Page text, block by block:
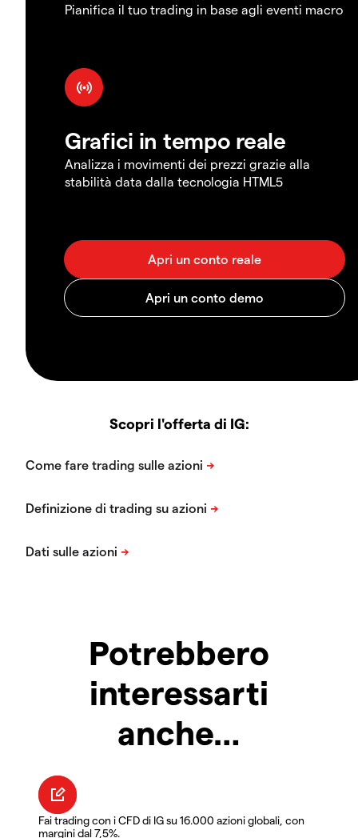
Pianifica il tuo trading in base agli eventi macro
Grafici in tempo reale
Analizza i movimenti dei prezzi grazie alla
stabilità data dalla tecnologia HTML5
Scopri l'offerta di IG:
Potrebbero
interessarti
anche…
Fai trading con i CFD di IG su 16.000 azioni globali, con
margini dal 7,5%.